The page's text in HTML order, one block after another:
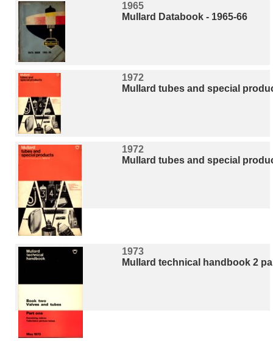
1965
Mullard Databook - 1965-66
1972
Mullard tubes and special
1972
Mullard tubes and special
1973
Mullard technical handbook 2